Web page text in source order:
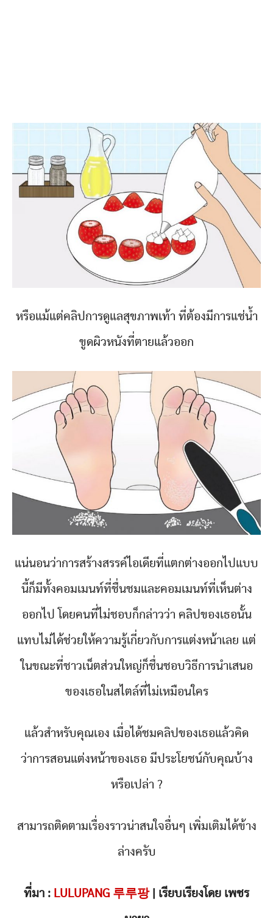
หรือแม้แต่คลิปการดูแลสุขภาพเท้า ที่ต้องมีการแช่น้ำ
ขูดผิวหนังที่ตายแล้วออก
แน่นอนว่าการสร้างสรรค์ไอเดียที่แตกต่างออกไปแบบ
นี้ก็มีทั้งคอมเมนท์ที่ชื่นชมและคอมเมนท์ที่เห็นต่าง
ออกไป โดยคนที่ไม่ชอบก็กล่าวว่า คลิปของเธอนั้น
แทบไม่ได้ช่วยให้ความรู้เกี่ยวกับการแต่งหน้าเลย แต่
ในขณะที่ชาวเน็ตส่วนใหญ่ก็ชื่นชอบวิธีการนำเสนอ
ของเธอในสไตล์ที่ไม่เหมือนใคร
แล้วสำหรับคุณเอง เมื่อได้ชมคลิปของเธอแล้วคิด
ว่าการสอนแต่งหน้าของเธอ มีประโยชน์กับคุณบ้าง
หรือเปล่า ?
สามารถติดตามเรื่องราวน่าสนใจอื่นๆ เพิ่มเติมได้ข้าง
ล่างครับ
ที่มา : LULUPANG 루루팡| เรียบเรียงโดย เพชร